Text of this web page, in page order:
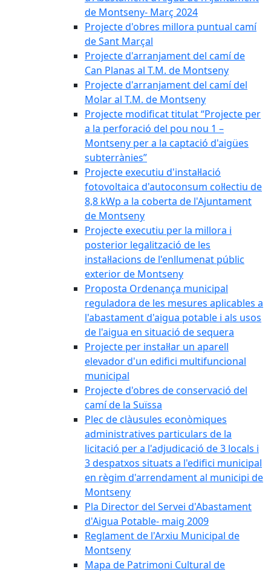
de Montseny- Març 2024
Projecte d'obres millora puntual camí
de Sant Marçal
Projecte d'arranjament del camí de
Can Planas al T.M. de Montseny
Projecte d'arranjament del camí del
Molar al T.M. de Montseny
Projecte modificat titulat “Projecte per
a la perforació del pou nou 1 –
Montseny per a la captació d'aigües
subterrànies”
Projecte executiu d'instal·lació
fotovoltaica d'autoconsum col·lectiu de
8,8 kWp a la coberta de l'Ajuntament
de Montseny
Projecte executiu per la millora i
posterior legalització de les
instal·lacions de l'enllumenat públic
exterior de Montseny
Proposta Ordenança municipal
reguladora de les mesures aplicables a
l'abastament d'aigua potable i als usos
de l'aigua en situació de sequera
Projecte per instal·lar un aparell
elevador d'un edifici multifuncional
municipal
Projecte d'obres de conservació del
camí de la Suïssa
Plec de clàusules econòmiques
administratives particulars de la
licitació per a l'adjudicació de 3 locals i
3 despatxos situats a l'edifici municipal
en règim d'arrendament al municipi de
Montseny
Pla Director del Servei d'Abastament
d'Aigua Potable- maig 2009
Reglament de l'Arxiu Municipal de
Montseny
Mapa de Patrimoni Cultural de